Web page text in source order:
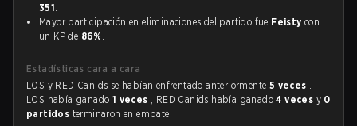
351.
Mayor participación en eliminaciones del partido fue Feisty con
un KP de 86% .
Estadísticas cara a cara
LOS y RED Canids se habían enfrentado anteriormente 5 veces .
LOS había ganado 1 veces , RED Canids había ganado4 veces y 0
partidos terminaron en empate.